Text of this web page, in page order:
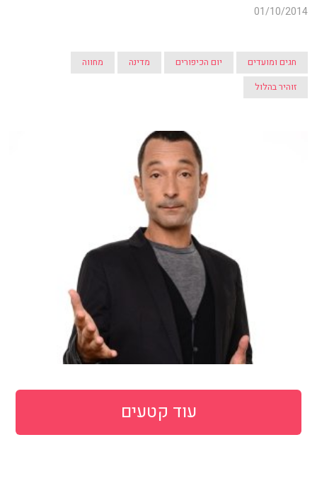
01/10/2014
חגים ומועדים יום הכיפורים מדינה
מחווה
זוהיר בהלול
עוד קטעים